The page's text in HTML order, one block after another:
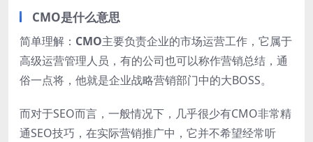
CMO是什么意思
简单理解： CMO主要负责企业的市场运营工作，它属于
高级运营管理人员，有的公司也可以称作营销总结，通
俗一点将，他就是企业战略营销部门中的大BOSS。
而对于SEO而言，一般情况下，几乎很少有CMO非常精
通SEO技巧，在实际营销推广中，它并不希望经常听